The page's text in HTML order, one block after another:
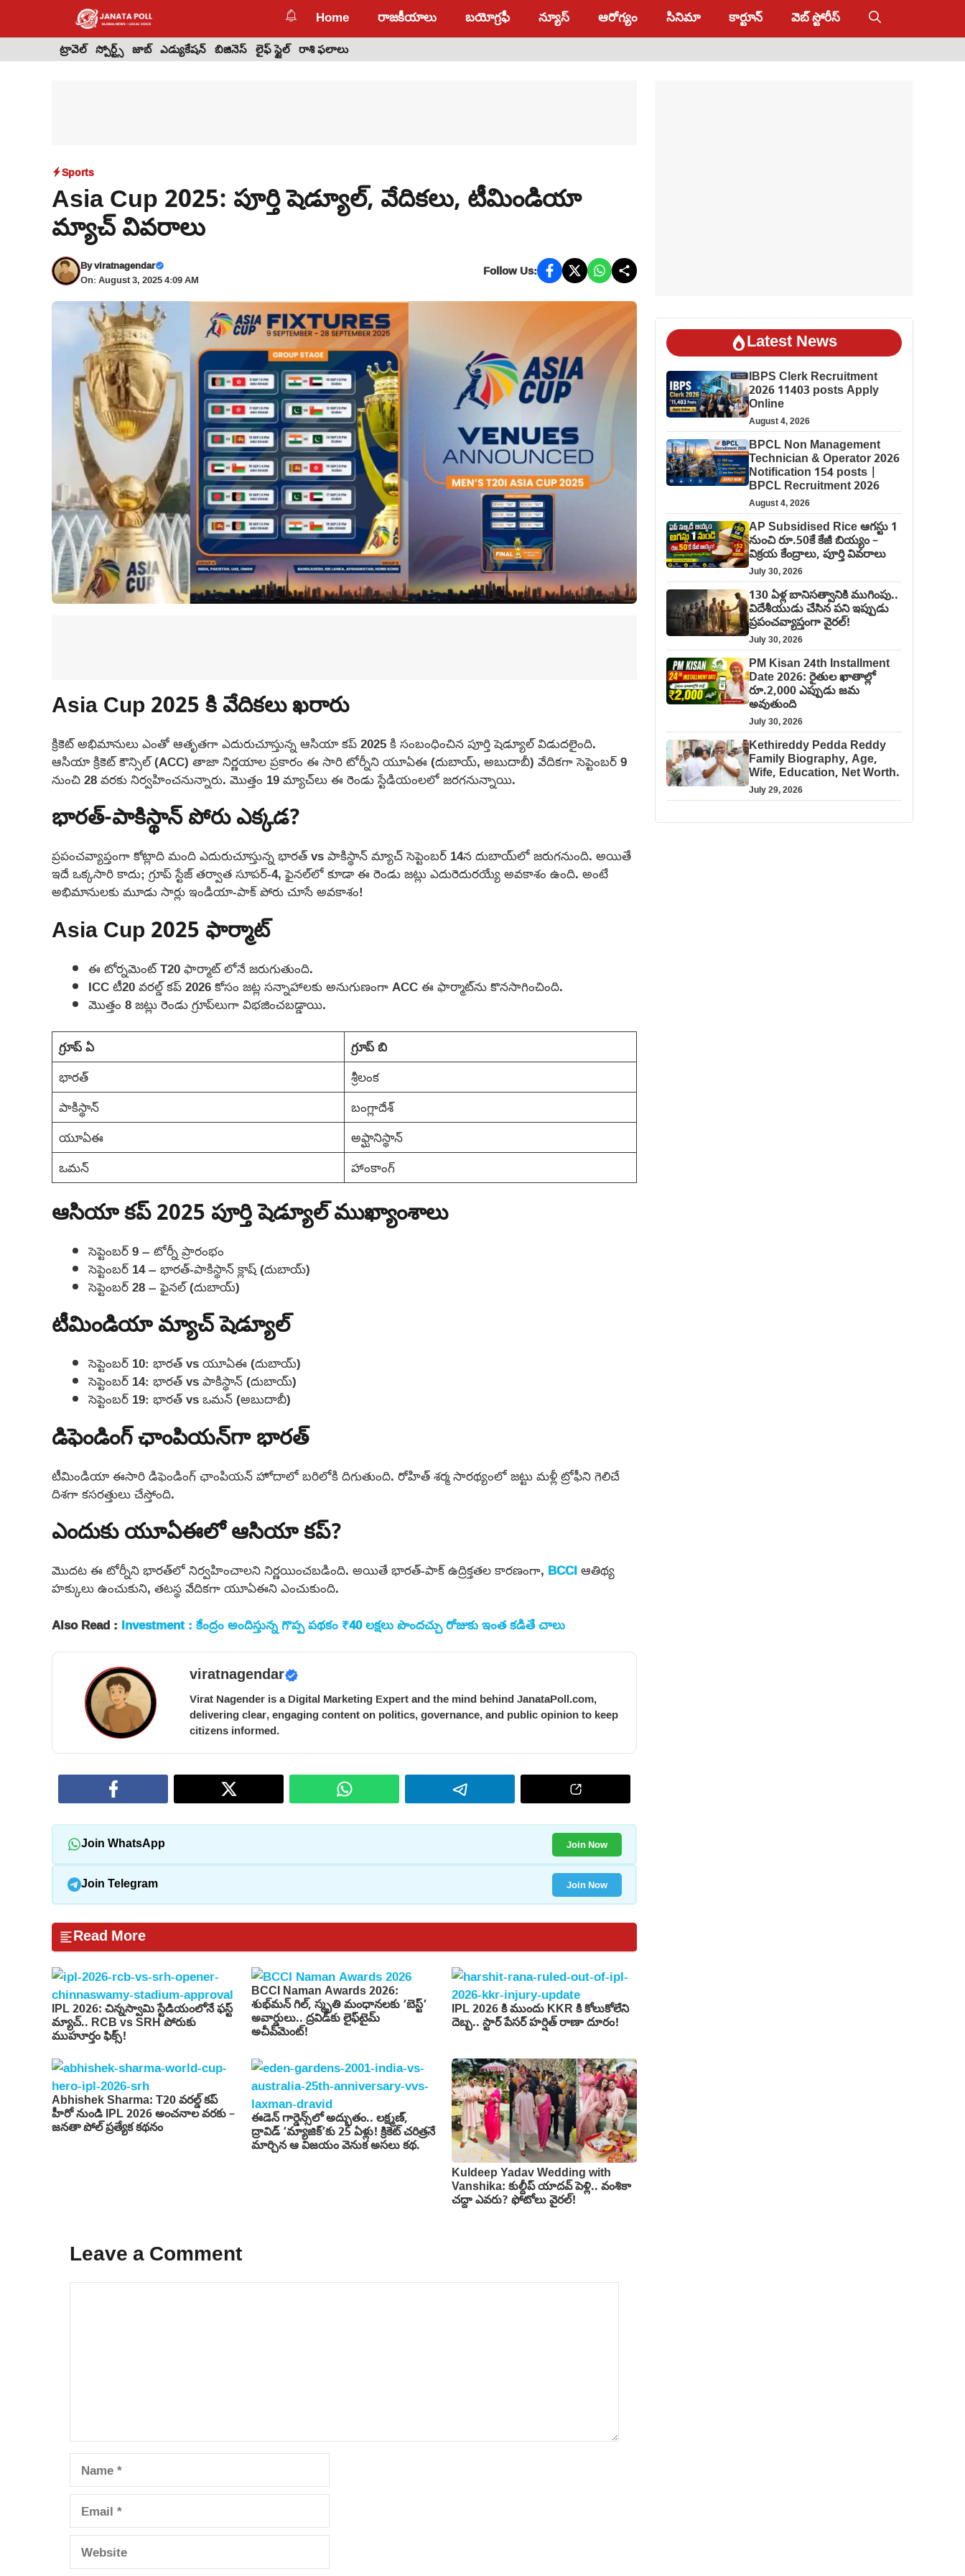
content
Home రాజకీయాలు బయోగ్రఫీ న్యూస్ ఆరోగ్యం సినిమా కార్టూన్ వెబ్ స్టోరీస్
ట్రావెల్ స్పోర్ట్స్ జాబ్ ఎడ్యుకేషన్ బిజినెస్ లైఫ్ స్టైల్ రాశి ఫలాలు
Sports
Asia Cup 2025: పూర్తి షెడ్యూల్, వేదికలు, టీమిండియా
మ్యాచ్ వివరాలు
Byviratnagendar
On: August 3, 2025 4:09 AM
Follow Us:
Asia Cup 2025 కి వేదికలు ఖరారు
క్రికెట్ అభిమానులు ఎంతో ఆతృతగా ఎదురుచూస్తున్న ఆసియా కప్ 2025 కి సంబంధించిన పూర్తి షెడ్యూల్ విడుదలైంది.
ఆసియా క్రికెట్ కౌన్సిల్ (ACC) తాజా నిర్ణయాల ప్రకారం ఈ సారి టోర్నీని యూఏఈ (దుబాయ్, అబుదాబీ) వేదికగా సెప్టెంబర్ 9
నుంచి 28 వరకు నిర్వహించనున్నారు. మొత్తం 19 మ్యాచ్‌లు ఈ రెండు స్టేడియంలలో జరగనున్నాయి.
భారత్-పాకిస్థాన్ పోరు ఎక్కడ?
ప్రపంచవ్యాప్తంగా కోట్లాది మంది ఎదురుచూస్తున్న భారత్ vs పాకిస్థాన్ మ్యాచ్ సెప్టెంబర్ 14న దుబాయ్‌లో జరుగనుంది. అయితే
ఇదే ఒక్కసారి కాదు; గ్రూప్ స్టేజ్ తర్వాత సూపర్-4, ఫైనల్‌లో కూడా ఈ రెండు జట్లు ఎదురెదురయ్యే అవకాశం ఉంది. అంటే
అభిమానులకు మూడు సార్లు ఇండియా-పాక్ పోరు చూసే అవకాశం!
Asia Cup 2025 ఫార్మాట్
ఈ టోర్నమెంట్ T20 ఫార్మాట్ లోనే జరుగుతుంది.
ICC టీ20 వరల్డ్ కప్ 2026 కోసం జట్ల సన్నాహాలకు అనుగుణంగా ACC ఈ ఫార్మాట్‌ను కొనసాగించింది.
మొత్తం 8 జట్లు రెండు గ్రూప్‌లుగా విభజించబడ్డాయి.
గ్రూప్ ఏ
గ్రూప్ బి
భారత్
శ్రీలంక
పాకిస్థాన్
బంగ్లాదేశ్
యూఏఈ
అఫ్ఘానిస్థాన్
ఒమన్
హాంకాంగ్
ఆసియా కప్ 2025 పూర్తి షెడ్యూల్ ముఖ్యాంశాలు
సెప్టెంబర్ 9 – టోర్నీ ప్రారంభం
సెప్టెంబర్ 14 – భారత్-పాకిస్థాన్ క్లాష్ (దుబాయ్)
సెప్టెంబర్ 28 – ఫైనల్ (దుబాయ్)
టీమిండియా మ్యాచ్ షెడ్యూల్
సెప్టెంబర్ 10: భారత్ vs యూఏఈ (దుబాయ్)
సెప్టెంబర్ 14: భారత్ vs పాకిస్థాన్ (దుబాయ్)
సెప్టెంబర్ 19: భారత్ vs ఒమన్ (అబుదాబీ)
డిఫెండింగ్ ఛాంపియన్‌గా భారత్
టీమిండియా ఈసారి డిఫెండింగ్ ఛాంపియన్ హోదాలో బరిలోకి దిగుతుంది. రోహిత్ శర్మ సారథ్యంలో జట్టు మళ్లీ ట్రోఫీని గెలిచే
దిశగా కసరత్తులు చేస్తోంది.
ఎందుకు యూఏఈలో ఆసియా కప్?
మొదట ఈ టోర్నీని భారత్‌లో నిర్వహించాలని నిర్ణయించబడింది. అయితే భారత్-పాక్ ఉద్రిక్తతల కారణంగా, BCCIఆతిథ్య
హక్కులు ఉంచుకుని, తటస్థ వేదికగా యూఏఈని ఎంచుకుంది.
Also Read : Investment : కేంద్రం అందిస్తున్న గొప్ప పథకం ₹40 లక్షలు పొందచ్చు రోజుకు ఇంత కడితే చాలు
viratnagendar
Virat Nagender is a Digital Marketing Expert and the mind behind JanataPoll.com,
delivering clear, engaging content on politics, governance, and public opinion to keep
citizens informed.
Join WhatsApp Join Now
Join Telegram Join Now
Read More
IPL 2026: చిన్నస్వామి స్టేడియంలోనే ఫస్ట్
మ్యాచ్.. RCB vs SRH పోరుకు
ముహూర్తం ఫిక్స్!
BCCI Naman Awards 2026:
శుభ్‌మన్ గిల్, స్మృతి మంధానలకు ‘బెస్ట్’
అవార్డులు.. ద్రవిడ్‌కు లైఫ్‌టైమ్
అచీవ్‌మెంట్!
IPL 2026 కి ముందు KKR కి కోలుకోలేని
దెబ్బ.. స్టార్ పేసర్ హర్షిత్ రాణా దూరం!
Abhishek Sharma: T20 వరల్డ్ కప్
హీరో నుండి IPL 2026 అంచనాల వరకు –
జనతా పోల్ ప్రత్యేక కథనం
ఈడెన్ గార్డెన్స్‌లో అద్భుతం.. లక్ష్మణ్,
ద్రావిడ్ ‘మ్యాజిక్’కు 25 ఏళ్లు! క్రికెట్ చరిత్రనే
మార్చిన ఆ విజయం వెనుక అసలు కథ.
Kuldeep Yadav Wedding with
Vanshika: కుల్దీప్ యాదవ్ పెళ్లి.. వంశికా
చద్దా ఎవరు? ఫోటోలు వైరల్!
Leave a Comment
Comment
Name
Email
Website
Latest News
IBPS Clerk Recruitment
2026 11403 posts Apply
Online
August 4, 2026
BPCL Non Management
Technician & Operator 2026
Notification 154 posts |
BPCL Recruitment 2026
August 4, 2026
AP Subsidised Rice ఆగస్టు 1
నుంచి రూ.50కే కేజీ బియ్యం –
విక్రయ కేంద్రాలు, పూర్తి వివరాలు
July 30, 2026
130 ఏళ్ల బానిసత్వానికి ముగింపు..
విదేశీయుడు చేసిన పని ఇప్పుడు
ప్రపంచవ్యాప్తంగా వైరల్!
July 30, 2026
PM Kisan 24th Installment
Date 2026: రైతుల ఖాతాల్లో
రూ.2,000 ఎప్పుడు జమ
అవుతుంది
July 30, 2026
Kethireddy Pedda Reddy
Family Biography, Age,
Wife, Education, Net Worth.
July 29, 2026